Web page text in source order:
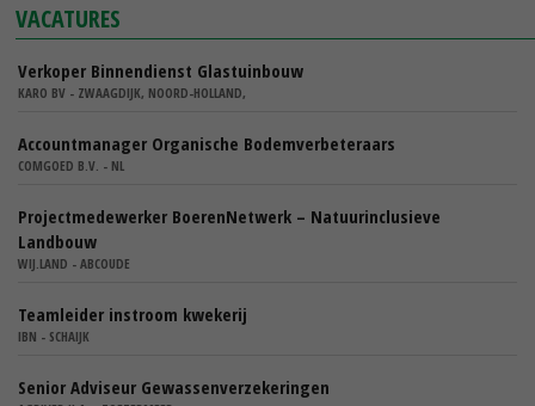
VACATURES
Verkoper Binnendienst Glastuinbouw
KARO BV - ZWAAGDIJK, NOORD-HOLLAND,
Accountmanager Organische Bodemverbeteraars
COMGOED B.V. - NL
Projectmedewerker BoerenNetwerk – Natuurinclusieve
Landbouw
WIJ.LAND - ABCOUDE
Teamleider instroom kwekerij
IBN - SCHAIJK
Senior Adviseur Gewassenverzekeringen